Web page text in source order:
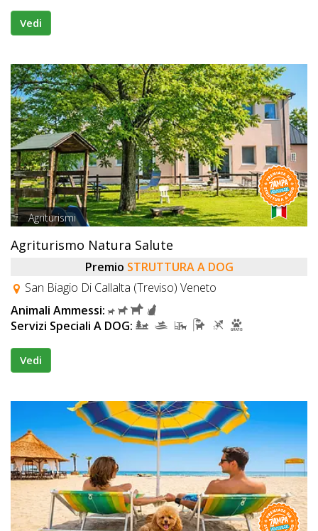
Vedi
Agriturismi
Agriturismo Natura Salute
Premio STRUTTURA A DOG
San Biagio Di Callalta (Treviso) Veneto
Animali Ammessi:
Servizi Speciali A DOG:
Vedi